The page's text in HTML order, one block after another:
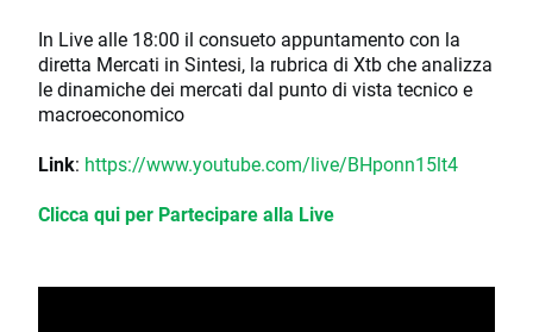
In Live alle 18:00 il consueto appuntamento con la
diretta Mercati in Sintesi, la rubrica di Xtb che analizza
le dinamiche dei mercati dal punto di vista tecnico e
macroeconomico
Link: https://www.youtube.com/live/BHponn15lt4
Clicca qui per Partecipare alla Live